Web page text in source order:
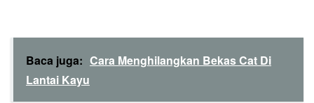
Baca juga: Cara Menghilangkan Bekas Cat Di
Lantai Kayu